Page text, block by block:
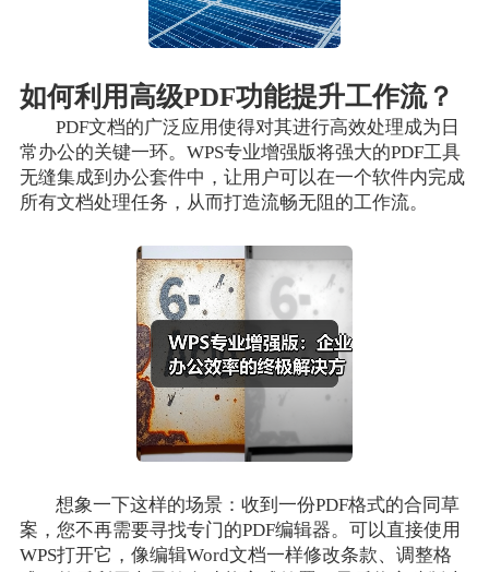
如何利用高级PDF功能提升工作流？
PDF文档的广泛应用使得对其进行高效处理成为日
常办公的关键一环。WPS专业增强版将强大的PDF工具
无缝集成到办公套件中，让用户可以在一个软件内完成
所有文档处理任务，从而打造流畅无阻的工作流。
想象一下这样的场景：收到一份PDF格式的合同草
案，您不再需要寻找专门的PDF编辑器。可以直接使用
WPS打开它，像编辑Word文档一样修改条款、调整格